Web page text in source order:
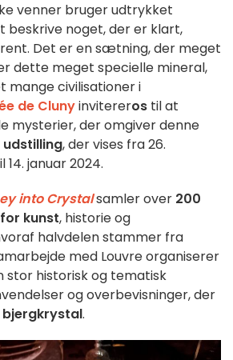
venner bruger udtrykket
beskrive noget, der er klart,
Det er en sætning, der meget
dette meget specielle mineral,
mange civilisationer i
de Clunyinvitereros til at
mysterier, der omgiver denne
udstilling, der vises fra 26.
januar 2024.
into Crystalsamler over 200
kunst, historie og
halvdelen stammer fra
med Louvre organiserer
stor historisk og tematisk
og overbevisninger, der
bjergkrystal.